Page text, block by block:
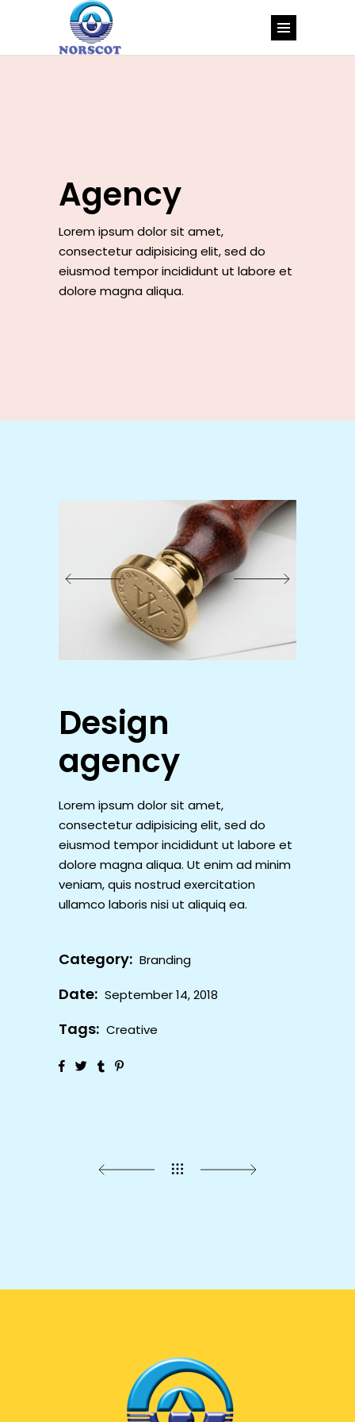
Agency
Lorem ipsum dolor sit amet,
consectetur adipisicing elit, sed do
eiusmod tempor incididunt ut labore et
dolore magna aliqua.
Design
agency
Lorem ipsum dolor sit amet,
consectetur adipisicing elit, sed do
eiusmod tempor incididunt ut labore et
dolore magna aliqua. Ut enim ad minim
veniam, quis nostrud exercitation
ullamco laboris nisi ut aliquiq ea.
Category: Branding
Date: September 14, 2018
Tags: Creative